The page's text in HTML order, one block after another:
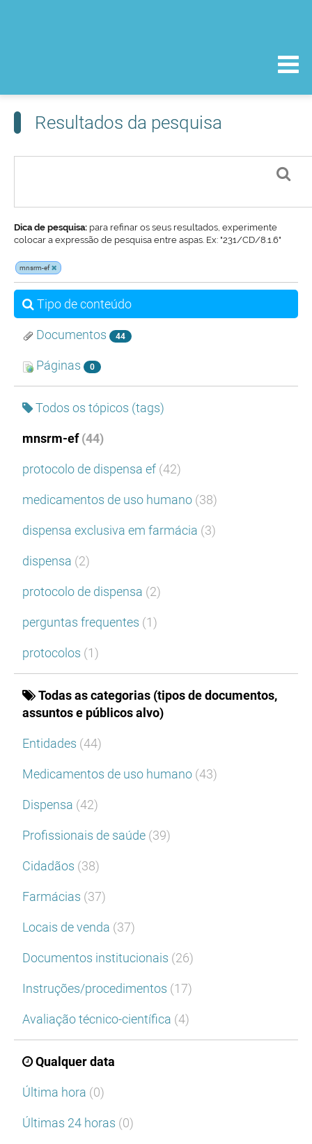
Resultados da pesquisa
Dica de pesquisa: para refinar os seus resultados, experimente
colocar a expressão de pesquisa entre aspas. Ex: "231/CD/8.1.6"
mnsrm-ef
Tipo de conteúdo
Documentos 44
Páginas 0
Todos os tópicos (tags)
mnsrm-ef(44)
protocolo de dispensa ef (42)
medicamentos de uso humano (38)
dispensa exclusiva em farmácia (3)
dispensa (2)
protocolo de dispensa (2)
perguntas frequentes (1)
protocolos (1)
Todas as categorias (tipos de documentos,
assuntos e públicos alvo)
Entidades (44)
Medicamentos de uso humano (43)
Dispensa (42)
Profissionais de saúde (39)
Cidadãos (38)
Farmácias (37)
Locais de venda (37)
Documentos institucionais (26)
Instruções/procedimentos (17)
Avaliação técnico-científica (4)
Qualquer data
Última hora (0)
Últimas 24 horas (0)